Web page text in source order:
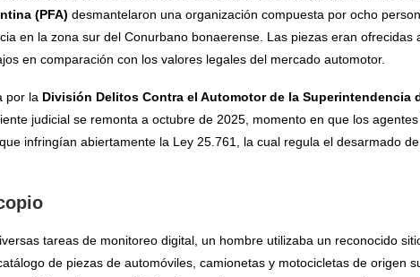
(PFA) desmantelaron una organización compuesta por ocho
en la zona sur del Conurbano bonaerense. Las piezas eran ofrecidas
en comparación con los valores legales del mercado automotor.
por la División Delitos Contra el Automotor de la Superintendencia
judicial se remonta a octubre de 2025, momento en que los
infringían abiertamente la Ley 25.761, la cual regula el desarmado
tareas de monitoreo digital, un hombre utilizaba un reconocido
de piezas de automóviles, camionetas y motocicletas de origen